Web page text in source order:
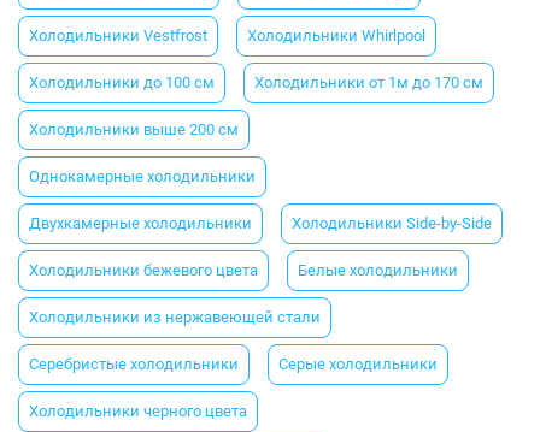
Холодильники Vestfrost Холодильники Whirlpool
Холодильники до 100 см Холодильники от 1м до 170 см
Холодильники выше 200 см
Однокамерные холодильники
Двухкамерные холодильники Холодильники Side-by-Side
Холодильники бежевого цвета Белые холодильники
Холодильники из нержавеющей стали
Серебристые холодильники Серые холодильники
Холодильники черного цвета